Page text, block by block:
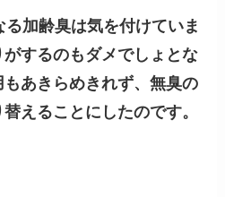
加齢臭は気を付けていま
するのもダメでしょとな
あきらめきれず、無臭の
えることにしたのです。